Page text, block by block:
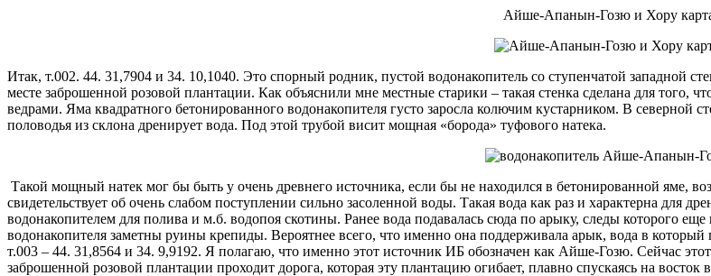
Айше-Апанын-Гозю и Хору
Итак, т.002. 44. 31,7904 и 34. 10,1040. Это спорный родник, пустой водонакопитель со ступенчатой западной
месте заброшенной розовой плантации. Как объяснили мне местные старики – такая стенка сделана для того,
ведрами. Яма квадратного бетонированного водонакопителя густо заросла колючим кустарником. В северной
половодья из склона дренирует вода. Под этой трубой висит мощная «борода» туфового натека.
Такой мощный натек мог бы быть у очень древнего источника, если бы не находился в бетонированной яме,
свидетельствует об очень слабом поступлении сильно засоленной воды. Такая вода как раз и характерна для
водонакопителем для полива и м.б. водопоя скотины. Ранее вода подавалась сюда по арыку, следы которого
водонакопителя заметны руины крепиды. Вероятнее всего, что именно она поддерживала арык, вода в
т.003 – 44. 31,8564 и 34. 9,9192. Я полагаю, что именно этот источник ИБ обозначен как Айше-Гозю. Сейчас
заброшенной розовой плантации проходит дорога, которая эту плантацию огибает, плавно спускаясь на